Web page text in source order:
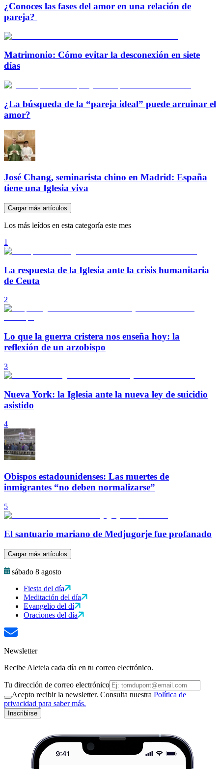
¿Conoces las fases del amor en una relación de
pareja?
Matrimonio: Cómo evitar la desconexión en siete
días
¿La búsqueda de la “pareja ideal” puede arruinar el
amor?
José Chang, seminarista chino en Madrid: España
tiene una Iglesia viva
Cargar más artículos
Los más leídos en esta categoría este mes
1
La respuesta de la Iglesia ante la crisis humanitaria
de Ceuta
2
Lo que la guerra cristera nos enseña hoy: la
reflexión de un arzobispo
3
Nueva York: la Iglesia ante la nueva ley de suicidio
asistido
4
Obispos estadounidenses: Las muertes de
inmigrantes “no deben normalizarse”
5
El santuario mariano de Medjugorje fue profanado
Cargar más artículos
sábado 8 agosto
Fiesta del día
Meditación del día
Evangelio del dí
Oraciones del día
Newsletter
Recibe Aleteia cada día en tu correo electrónico.
Tu dirección de correo electrónico
Acepto recibir la newsletter. Consulta nuestra Política de
privacidad para saber más.
Inscribirse